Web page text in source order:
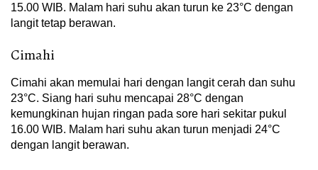
15.00 WIB. Malam hari suhu akan turun ke 23°C dengan
langit tetap berawan.
Cimahi
Cimahi akan memulai hari dengan langit cerah dan suhu
23°C. Siang hari suhu mencapai 28°C dengan
kemungkinan hujan ringan pada sore hari sekitar pukul
16.00 WIB. Malam hari suhu akan turun menjadi 24°C
dengan langit berawan.